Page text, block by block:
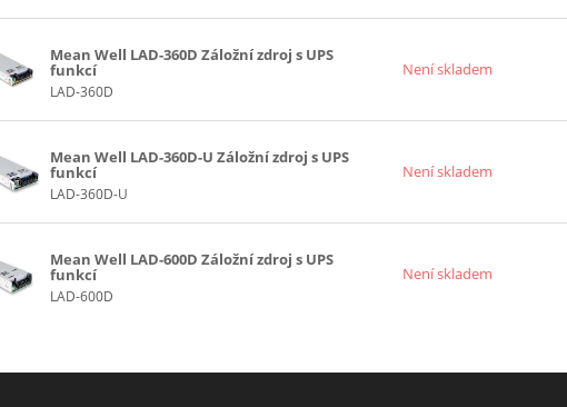
Mean Well LAD-360D Záložní zdroj s UPS
funkcí
LAD-360D
Není skladem
Mean Well LAD-360D-U Záložní zdroj s UPS
funkcí
LAD-360D-U
Není skladem
Mean Well LAD-600D Záložní zdroj s UPS
funkcí
LAD-600D
Není skladem